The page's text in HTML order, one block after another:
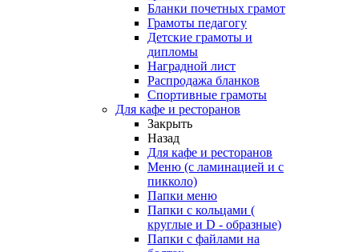
Бланки почетных грамот
Грамоты педагогу
Детские грамоты и
дипломы
Наградной лист
Распродажа бланков
Спортивные грамоты
Для кафе и ресторанов
Закрыть
Назад
Для кафе и ресторанов
Меню (с ламинацией и с
пикколо)
Папки меню
Папки с кольцами (
круглые и D - образные)
Папки с файлами на